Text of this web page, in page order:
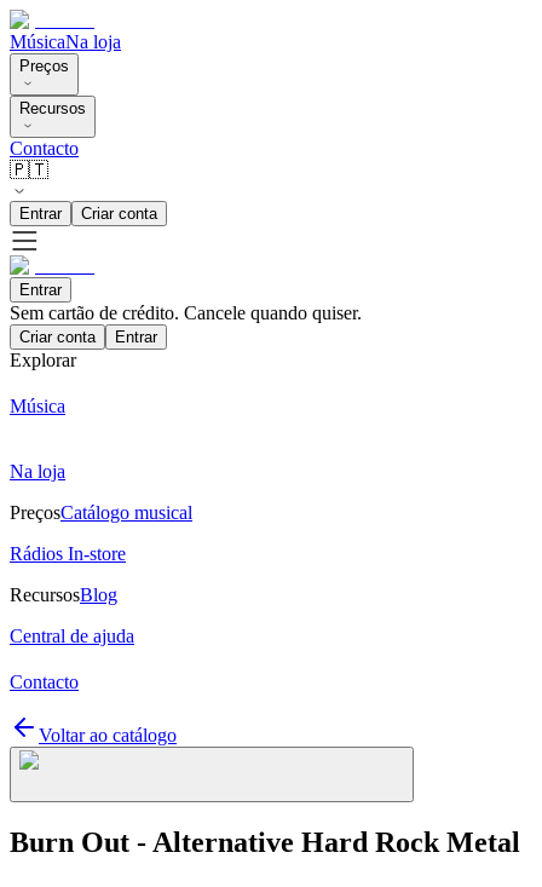
MúsicaNa loja
Preços
Recursos
Contacto
🇵🇹
Entrar Criar conta
Entrar
Sem cartão de crédito. Cancele quando quiser.
Criar conta Entrar
Explorar
Música
Na loja
PreçosCatálogo musical
Rádios In-store
RecursosBlog
Central de ajuda
Contacto
Voltar ao catálogo
Burn Out - Alternative Hard Rock Metal